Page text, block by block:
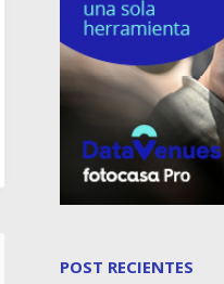
POST RECIENTES